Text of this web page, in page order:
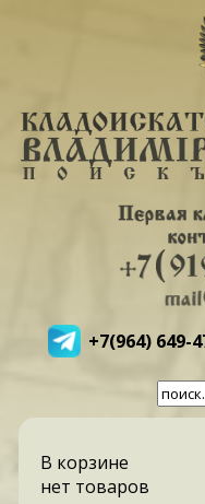
+7(964) 649-
В корзине
нет товаров